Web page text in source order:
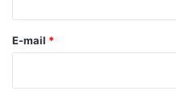
*
E-mail *